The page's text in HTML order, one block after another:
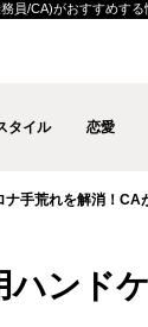
員/CA)がおすすめする
タイル 恋愛
ナ手荒れを解消！CA
ハンド